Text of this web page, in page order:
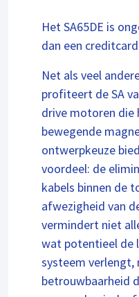
Het SA65DE is
dan een creditcard
Net als veel
profiteert de SA
drive motoren die
bewegende
ontwerpkeuze
voordeel: de
kabels binnen de
afwezigheid van
vermindert niet
wat potentieel de
systeem
betrouwbaarheid